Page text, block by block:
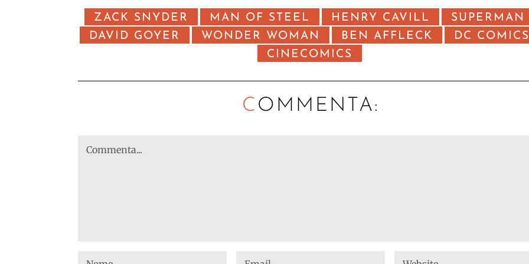
ZACK SNYDER MAN OF STEEL HENRY CAVILL
SUPERMAN
DAVID GOYER
WONDER WOMAN BEN AFFLECK
DC COMICS
CINECOMICS
C OMMENTA: